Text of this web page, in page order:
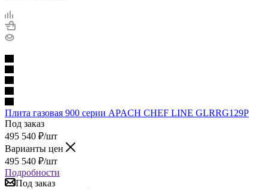
Плита газовая 900 серии APACH CHEF LINE GLRRG129P
Под заказ
495 540 ₽/шт
Варианты цен
495 540 ₽/шт
Подробности
Под заказ